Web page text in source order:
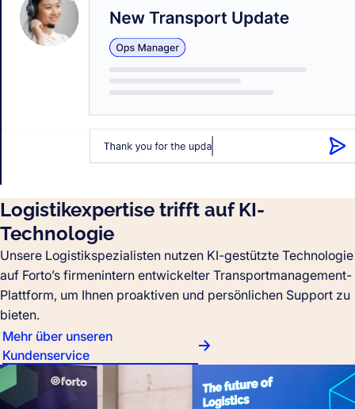
Logistikexpertise trifft auf KI-
Technologie
Unsere Logistikspezialisten nutzen KI-gestützte Technologie
auf Forto’s firmenintern entwickelter Transportmanagement-
Plattform, um Ihnen proaktiven und persönlichen Support zu
bieten.
Mehr über unseren
Kundenservice